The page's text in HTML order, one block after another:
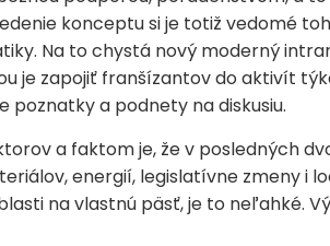
konceptu si je totiž vedomé
Na to chystá nový moderný
je zapojiť franšízantov do aktivít
poznatky a podnety na diskusiu.
a faktom je, že v posledných
energií, legislatívne zmeny i
na vlastnú päsť, je to neľahké.